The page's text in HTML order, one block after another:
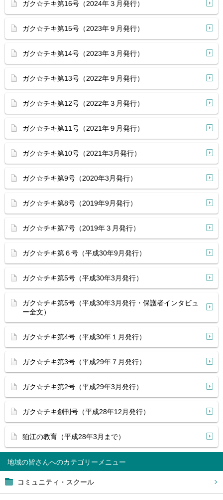
地域の皆さんへ
コミュニティ・スクール
ガク☆チキ第16号（2024年３月発行）
ガク☆チキ第15号（2023年９月発行）
ガク☆チキ第14号（2023年３月発行）
ガク☆チキ第13号（2022年９月発行）
ガク☆チキ第12号（2022年３月発行）
ガク☆チキ第11号（2021年９月発行）
ガク☆チキ第10号（2021年3月発行）
ガク☆チキ第9号（2020年3月発行）
ガク☆チキ第8号（2019年9月発行）
ガク☆チキ第7号（2019年３月発行）
ガク☆チキ第６号（平成30年9月発行）
ガク☆チキ第5号（平成30年3月発行）
ガク☆チキ第5号（平成30年3月発行・保護者インタビュ
ー全文）
ガク☆チキ第4号（平成30年１月発行）
ガク☆チキ第3号（平成29年７月発行）
ガク☆チキ第2号（平成29年3月発行）
ガク☆チキ創刊号（平成28年12月発行）
狛江の教育（平成28年3月まで）